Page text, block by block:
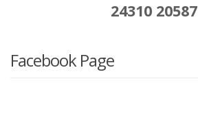
24310 20587
Facebook Page